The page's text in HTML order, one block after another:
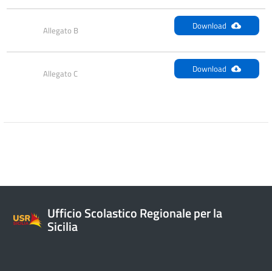
Allegato B Download
Allegato C Download
Ufficio Scolastico Regionale per la
Sicilia